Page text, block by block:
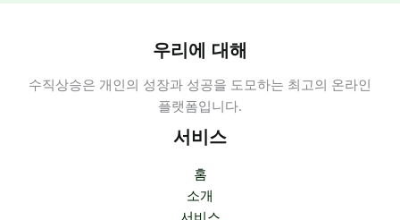
우리에 대해
수직상승은 개인의 성장과 성공을 도모하는 최고의 온라인
플랫폼입니다.
서비스
홈
소개